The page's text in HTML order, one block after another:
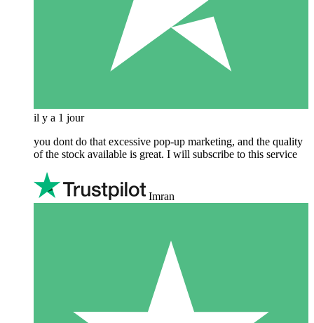
il y a 1 jour
you dont do that excessive pop-up marketing, and the quality
of the stock available is great. I will subscribe to this service
Imran